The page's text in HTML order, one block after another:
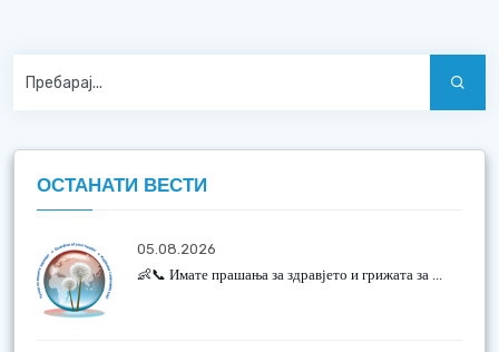
ОСТАНАТИ ВЕСТИ
05.08.2026
👶📞 Имате прашања за здравјето и грижата за ...